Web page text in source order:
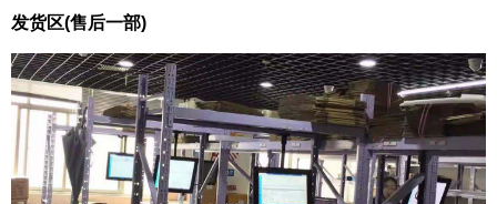
发货区(售后一部)